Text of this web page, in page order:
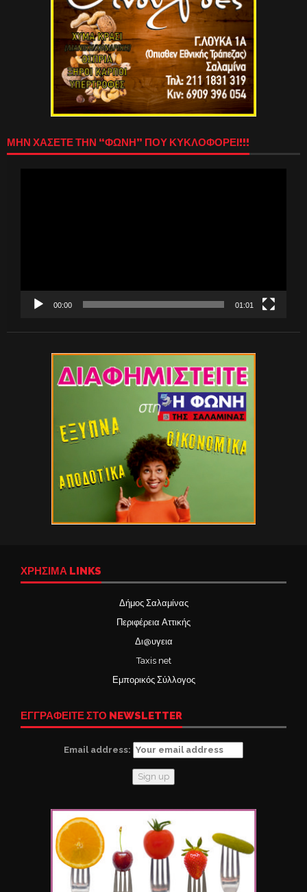
ΜΗΝ ΧΑΣΕΤΕ ΤΗΝ “ΦΩΝΗ” ΠΟΥ ΚΥΚΛΟΦΟΡΕΙ!!!
00:00 01:01
ΧΡΉΣΙΜΑ LINKS
Δήμος Σαλαμίνας
Περιφέρεια Αττικής
Δι@υγεια
Taxis net
Εμπορικός Σύλλογος
ΕΓΓΡΑΦΕΙΤΕ ΣΤΟ NEWSLETTER
Email address: